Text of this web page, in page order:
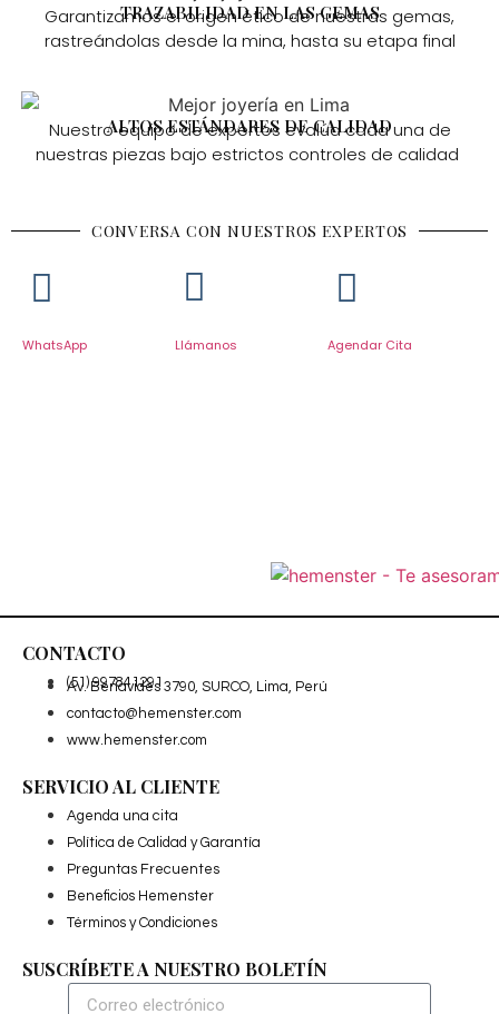
TRAZABILIDAD EN LAS GEMAS
Garantizamos el origen ético de nuestras gemas,
rastreándolas desde la mina, hasta su etapa final
ALTOS ESTÁNDARES DE CALIDAD
Nuestro equipo de expertos evalúa cada una de
nuestras piezas bajo estrictos controles de calidad
CONVERSA CON NUESTROS EXPERTOS
WhatsApp Llámanos Agendar Cita
CONTACTO
(51) 997841291
Av. Benavides 3790, SURCO, Lima, Perú
contacto@hemenster.com
www.hemenster.com
SERVICIO AL CLIENTE
Agenda una cita
Política de Calidad y Garantía
Preguntas Frecuentes
Beneficios Hemenster
Términos y Condiciones
SUSCRÍBETE A NUESTRO BOLETÍN